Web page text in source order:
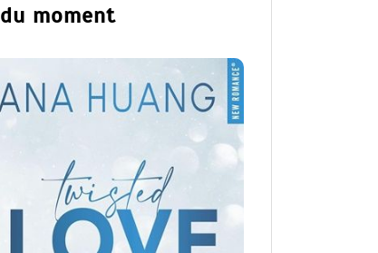
du moment